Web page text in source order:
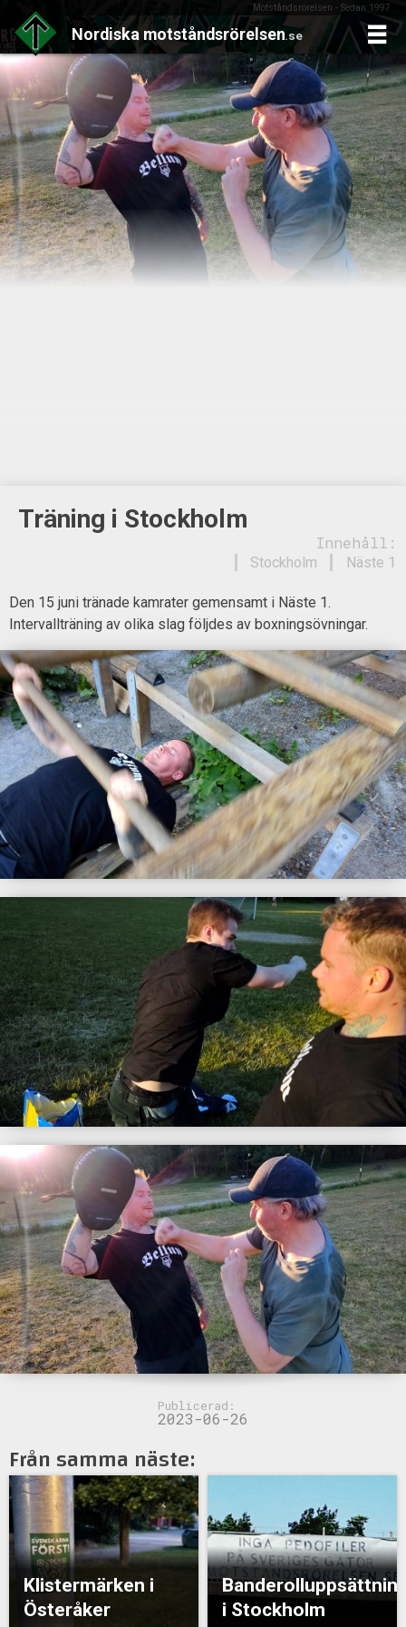
Motståndsrörelsen - Sedan 1997
Nordiska motståndsrörelsen.se
Skip
to
content
Träning i Stockholm
Innehåll:
Näste 1
Stockholm
Den 15 juni tränade kamrater gemensamt i Näste 1.
Intervallträning av olika slag följdes av boxningsövningar.
Publicerad:
2023-06-26
Från samma näste:
Klistermärken i
Österåker
i Stockholm